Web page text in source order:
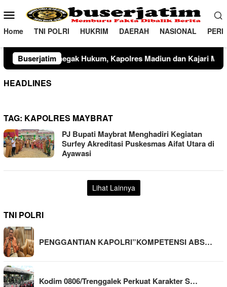
ke
konten
Menu
Mobile
Home TNI POLRI HUKRIM DAERAH NASIONAL
Buserjatim
Kapolres Madiun dan Kajari Musnahkan Barang Bukti
HEADLINES
TAG: KAPOLRES MAYBRAT
PJ Bupati Maybrat Menghadiri Kegiatan
Surfey Akreditasi Puskesmas Aifat Utara di
Ayawasi
Lihat Lainnya
TNI POLRI
PENGGANTIAN KAPOLRI”KOMPETENSI ABS…
Kodim 0806/Trenggalek Perkuat Karakter S…